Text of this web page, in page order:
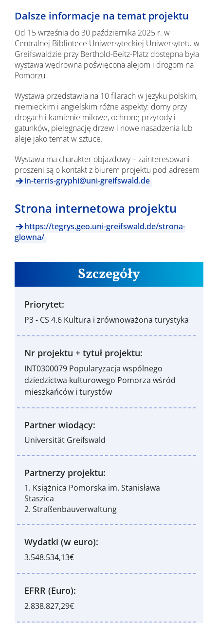
Dalsze informacje na temat projektu
Od 15 września do 30 października 2025 r. w
Centralnej Bibliotece Uniwersyteckiej Uniwersytetu w
Greifswaldzie przy Berthold-Beitz-Platz dostępna była
wystawa wędrowna poświęcona alejom i drogom na
Pomorzu.
Wystawa przedstawia na 10 filarach w języku polskim,
niemieckim i angielskim różne aspekty: domy przy
drogach i kamienie milowe, ochronę przyrody i
gatunków, pielęgnację drzew i nowe nasadzenia lub
aleje jako temat w sztuce.
Wystawa ma charakter objazdowy – zainteresowani
proszeni są o kontakt z biurem projektu pod adresem
in-terris-gryphi@uni-greifswald.de
Strona internetowa projektu
https://tegrys.geo.uni-greifswald.de/strona-
glowna/
Szczegóły
Priorytet:
P3 - CS 4.6 Kultura i zrównoważona turystyka
Nr projektu + tytuł projektu:
INT0300079 Popularyzacja wspólnego
dziedzictwa kulturowego Pomorza wśród
mieszkańców i turystów
Partner wiodący:
Universität Greifswald
Partnerzy projektu:
1. Książnica Pomorska im. Stanisława
Staszica
2. Straßenbauverwaltung
Wydatki (w euro):
3.548.534,13€
EFRR (Euro):
2.838.827,29€